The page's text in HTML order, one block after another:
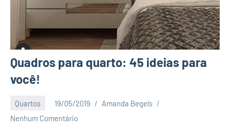
Quadros para quarto: 45 ideias para
você!
Quartos 19/05/2019
Amanda Begels
Nenhum Comentário